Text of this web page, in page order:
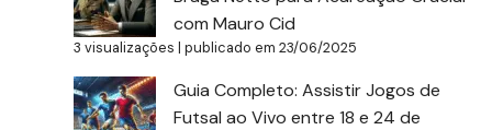
com Mauro Cid
3 visualizações |publicado em 23/06/2025
Guia Completo: Assistir Jogos de
Futsal ao Vivo entre 18 e 24 de